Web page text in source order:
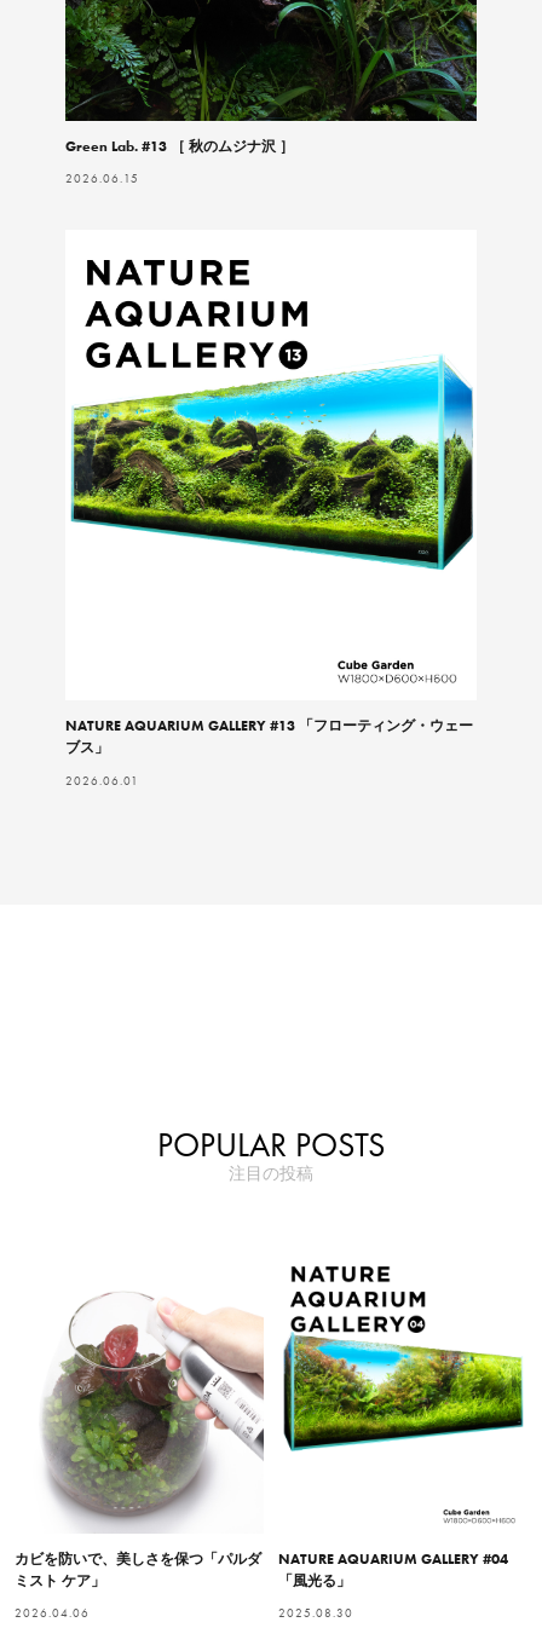
Green Lab. #13 ［ 秋のムジナ沢 ］
2026.06.15
NATURE AQUARIUM GALLERY #13 「フローティング・ウェー
ブス」
2026.06.01
POPULAR POSTS
注目の投稿
カビを防いで、美しさを保つ「パルダ
ミスト ケア」
2026.04.06
NATURE AQUARIUM GALLERY #04
「風光る」
2025.08.30